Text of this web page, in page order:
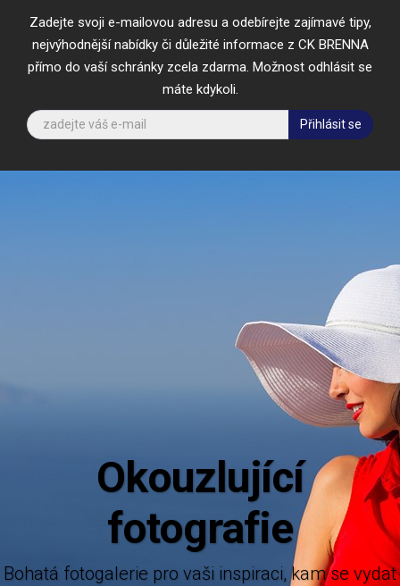
Zadejte svoji e-mailovou adresu a odebírejte zajímavé tipy,
nejvýhodnější nabídky či důležité informace z CK BRENNA
přímo do vaší schránky zcela zdarma. Možnost odhlásit se
máte kdykoli.
Přihlásit se
pro vaši inspiraci, kam se vydat
Mějte dokonalý přehled o novinkách z
nabízených destinací.